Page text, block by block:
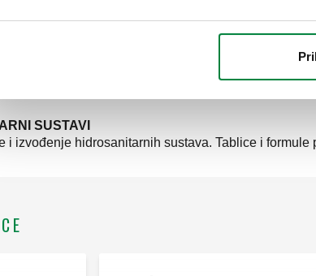
SA ZRAČNIH PANELA
ovih sustava te se predlažu računalne
SUSTAVI
i izvođenje hidrosanitarnih sustava. Tablice i